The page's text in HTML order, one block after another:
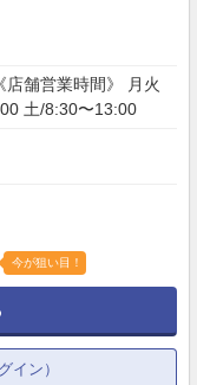
舗営業時間》 月火
土/8:30〜13:00
今が狙い目！
イン）